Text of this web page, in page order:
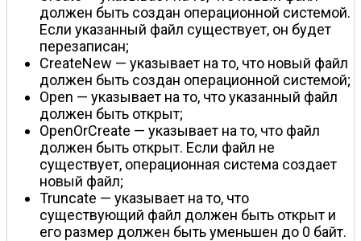
должен быть создан операционной системой.
Если указанный файл существует, он будет
перезаписан;
CreateNew — указывает на то, что новый файл
должен быть создан операционной системой;
Open — указывает на то, что указанный файл
должен быть открыт;
OpenOrCreate — указывает на то, что файл
должен быть открыт. Если файл не
существует, операционная система создает
новый файл;
Truncate — указывает на то, что
существующий файл должен быть открыт и
его размер должен быть уменьшен до 0 байт.